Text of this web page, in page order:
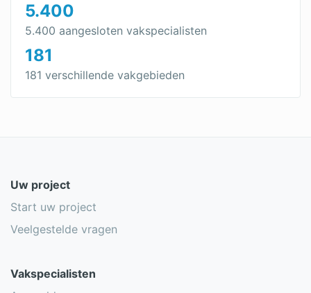
5.400
5.400 aangesloten vakspecialisten
181
181 verschillende vakgebieden
Uw project
Start uw project
Veelgestelde vragen
Vakspecialisten